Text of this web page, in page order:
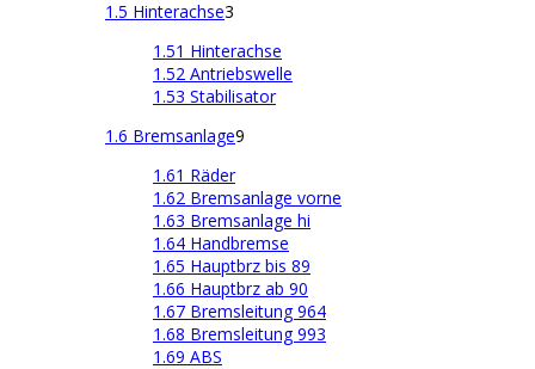
1.5 Hinterachse3
1.51 Hinterachse
1.52 Antriebswelle
1.53 Stabilisator
1.6 Bremsanlage9
1.61 Räder
1.62 Bremsanlage vorne
1.63 Bremsanlage hi
1.64 Handbremse
1.65 Hauptbrz bis 89
1.66 Hauptbrz ab 90
1.67 Bremsleitung 964
1.68 Bremsleitung 993
1.69 ABS